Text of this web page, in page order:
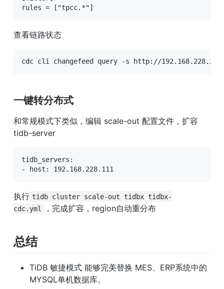
rules = ["tpcc.*"]
查看链路状态
cdc cli changefeed query -s http://
一键转分布式
和常规模式下类似，编辑 scale-out 配置文件，扩容
tidb-server
tidb_servers:
- host: 192.168.228.111
执行 tidb cluster scale-out tidbx tidbx-
cdc.yml
，完成扩容，region自动重分布
总结
TiDB 敏捷模式 能够完美替换 MES、ERP系统中的
MYSQL单机数据库。